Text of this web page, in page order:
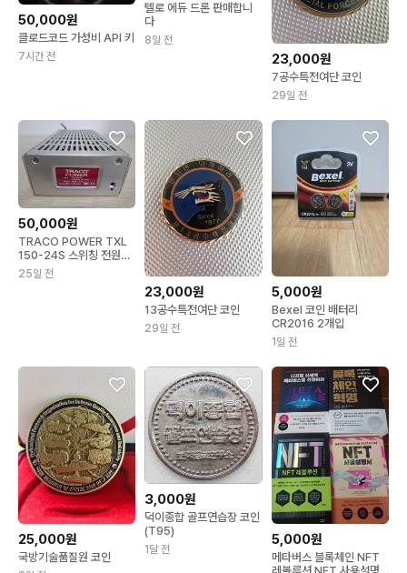
50,000원
클로드코드 가성비 API 키
7시간 전
텔로 에듀 드론 판매합니
다
8일 전
23,000원
7공수특전여단 코인
29일 전
50,000원
TRACO POWER TXL
150-24S 스위칭 전원공
급기
25일 전
23,000원
13공수특전여단 코인
29일 전
5,000원
Bexel 코인 배터리
CR2016 2개입
1일 전
25,000원
국방기술품질원 코인
3,000원
덕이종합 골프연습장 코인
(T95)
1달 전
5,000원
메타버스 블록체인 NFT
레볼루션 NFT 사용설명